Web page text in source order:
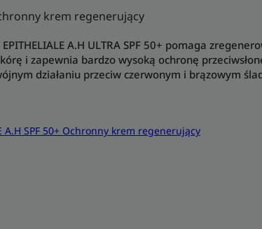
krem regenerujący
A.H ULTRA SPF 50+ pomaga
i zapewnia bardzo wysoką ochronę
działaniu przeciw czerwonym i brązowym
A.H SPF 50+ Ochronny krem regenerujący